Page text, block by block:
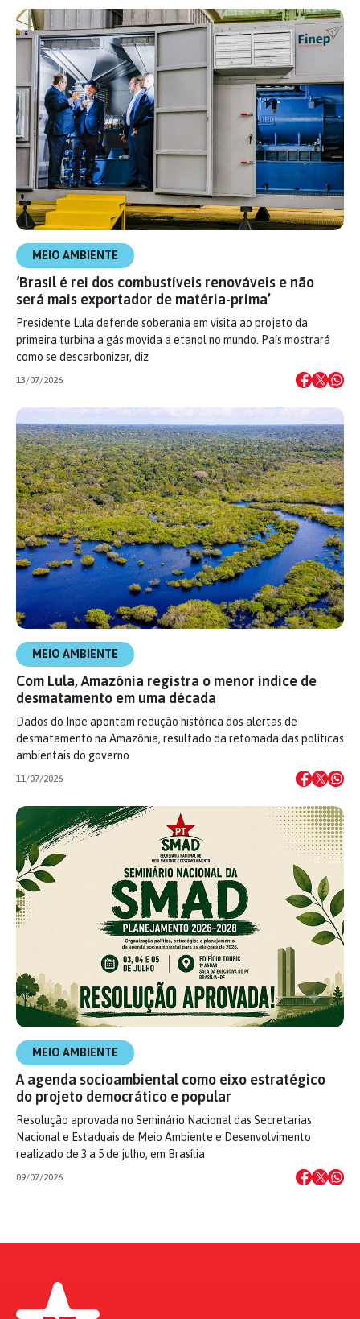
MEIO AMBIENTE
‘Brasil é rei dos combustíveis renováveis e não
será mais exportador de matéria-prima’
Presidente Lula defende soberania em visita ao projeto da
primeira turbina a gás movida a etanol no mundo. País mostrará
como se descarbonizar, diz
13/07/2026
MEIO AMBIENTE
Com Lula, Amazônia registra o menor índice de
desmatamento em uma década
Dados do Inpe apontam redução histórica dos alertas de
desmatamento na Amazônia, resultado da retomada das políticas
ambientais do governo
11/07/2026
MEIO AMBIENTE
A agenda socioambiental como eixo estratégico
do projeto democrático e popular
Resolução aprovada no Seminário Nacional das Secretarias
Nacional e Estaduais de Meio Ambiente e Desenvolvimento
realizado de 3 a 5 de julho, em Brasília
09/07/2026